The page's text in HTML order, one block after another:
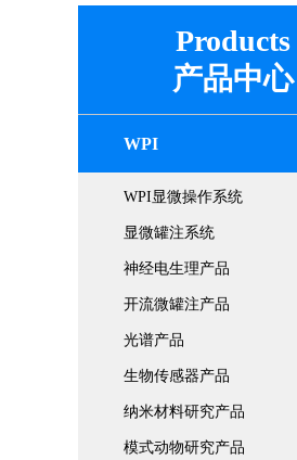
Products
产品中心
WPI
WPI显微操作系统
显微罐注系统
神经电生理产品
开流微罐注产品
光谱产品
生物传感器产品
纳米材料研究产品
模式动物研究产品